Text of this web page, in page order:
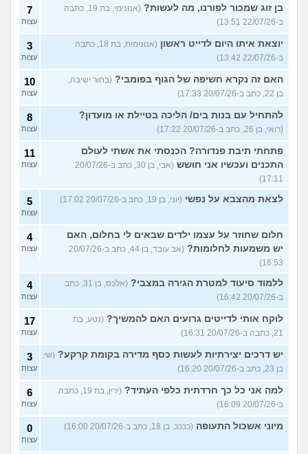
בן זוג שמכור לפורנו, מה לעשות?
(אנונימי, בת 19, כתבה
ב-22/07/26 13:51)
7
עצות
יוצאת איתו היום לדייט ראשון
(אנונימית, בת 18, כתבה
ב-22/07/26 13:42)
3
עצות
האם זה נקרא חשיפה של הגוף בפומבי? (בחור ישיבה,
בן 22, כתב ב-20/07/26 17:33)
10
עצות
להתחיל עם בנות בים/ הליכה בטיילת או מועדון?
(רואי, בן 26, כתב ב-20/07/26 17:22)
8
עצות
פתחתי תיבת פנדורה? הכנסתי את אשתי לעולם
התכנים ועכשיו אני חושש
(אבי, בן 30, כתב ב-20/07/26
17:11)
11
עצות
לצאת מהצבא על נפשי (יוני, בן 19, כתב ב-20/07/26 17:02) 5
עצות
חלום שחוזר על עצמו ילדים שבאים לי בחלום, האם
יש משמעות לחלומות?
(אב עובד, בן 44, כתב ב-20/07/26
16:53)
4
עצות
ללמוד סיעוד למטרת הגירה במצבי?
(אלכס, בן 31, כתב
ב-20/07/26 16:42)
4
עצות
לוקח אותי לדייטים גרועים האם להמשיך? (נטע, בת
21, כתבה ב-20/07/26 16:31)
17
עצות
יש דרכים יצירתיות לעשות כסף מדירה בקומת קרקע? (שי,
בן 23, כתב ב-20/07/26 16:20)
3
עצות
למה אני כל כך חרדתית כלפי העתיד?
(ירין, בת 19, כתבה
ב-20/07/26 16:09)
6
עצות
מיוני אשכול התעופה (ככככ, בן 18, כתב ב-20/07/26 16:00) 0
עצות